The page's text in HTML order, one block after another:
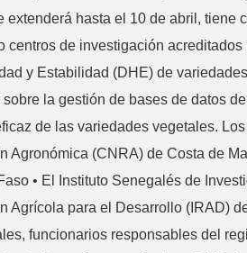
extenderá hasta el 10 de abril,
centros de investigación
y Estabilidad (DHE) de
la gestión de bases de datos
de las variedades vegetales.
Agronómica (CNRA) de Costa de
• El Instituto Senegalés de
Agrícola para el Desarrollo (IRAD)
funcionarios responsables del